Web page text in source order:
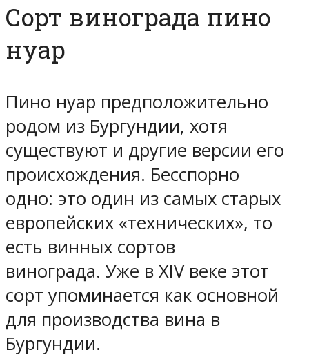
Сорт винограда пино
нуар
Пино нуар предположительно
родом из Бургундии, хотя
существуют и другие версии его
происхождения. Бесспорно
одно: это один из самых старых
европейских «технических», то
есть винных сортов
винограда. Уже в XIV веке этот
сорт упоминается как основной
для производства вина в
Бургундии.